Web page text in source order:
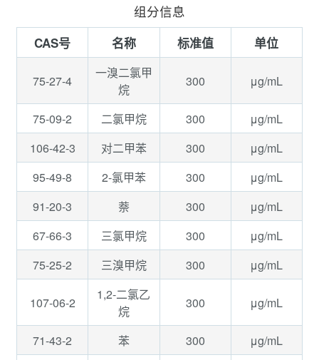
组分信息
CAS号 名称 标准值 单位
75-27-4
一溴二氯甲
烷
300 μg/mL
75-09-2 二氯甲烷 300
μg/mL
106-42-3
对二甲苯 300
μg/mL
95-49-8
2-氯甲苯 300
μg/mL
91-20-3
萘 300
μg/mL
67-66-3
三氯甲烷 300
μg/mL
75-25-2
三溴甲烷 300 μg/mL
107-06-2
1,2-二氯乙
烷
300 μg/mL
71-43-2 苯 300
μg/mL